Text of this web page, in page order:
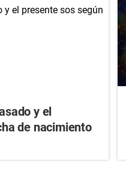
y el
de nacimiento